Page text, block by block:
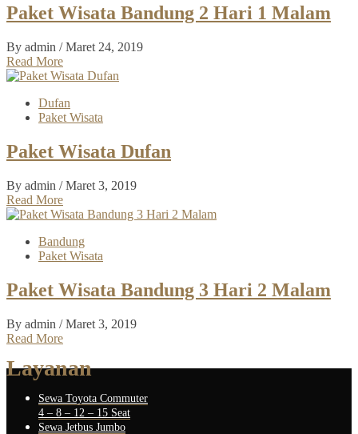
Paket Wisata Bandung 2 Hari 1 Malam
By admin / Maret 24, 2019
Read More
Dufan
Paket Wisata
Paket Wisata Dufan
By admin / Maret 3, 2019
Read More
Bandung
Paket Wisata
Paket Wisata Bandung 3 Hari 2 Malam
By admin / Maret 3, 2019
Read More
Layanan
Sewa Toyota Commuter
4 – 8 – 12 – 15 Seat
Sewa Jetbus Jumbo